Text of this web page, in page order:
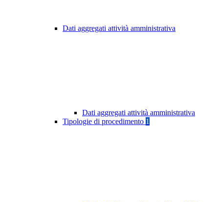
Dati aggregati attività amministrativa
Dati aggregati attività amministrativa
Tipologie di procedimento 1